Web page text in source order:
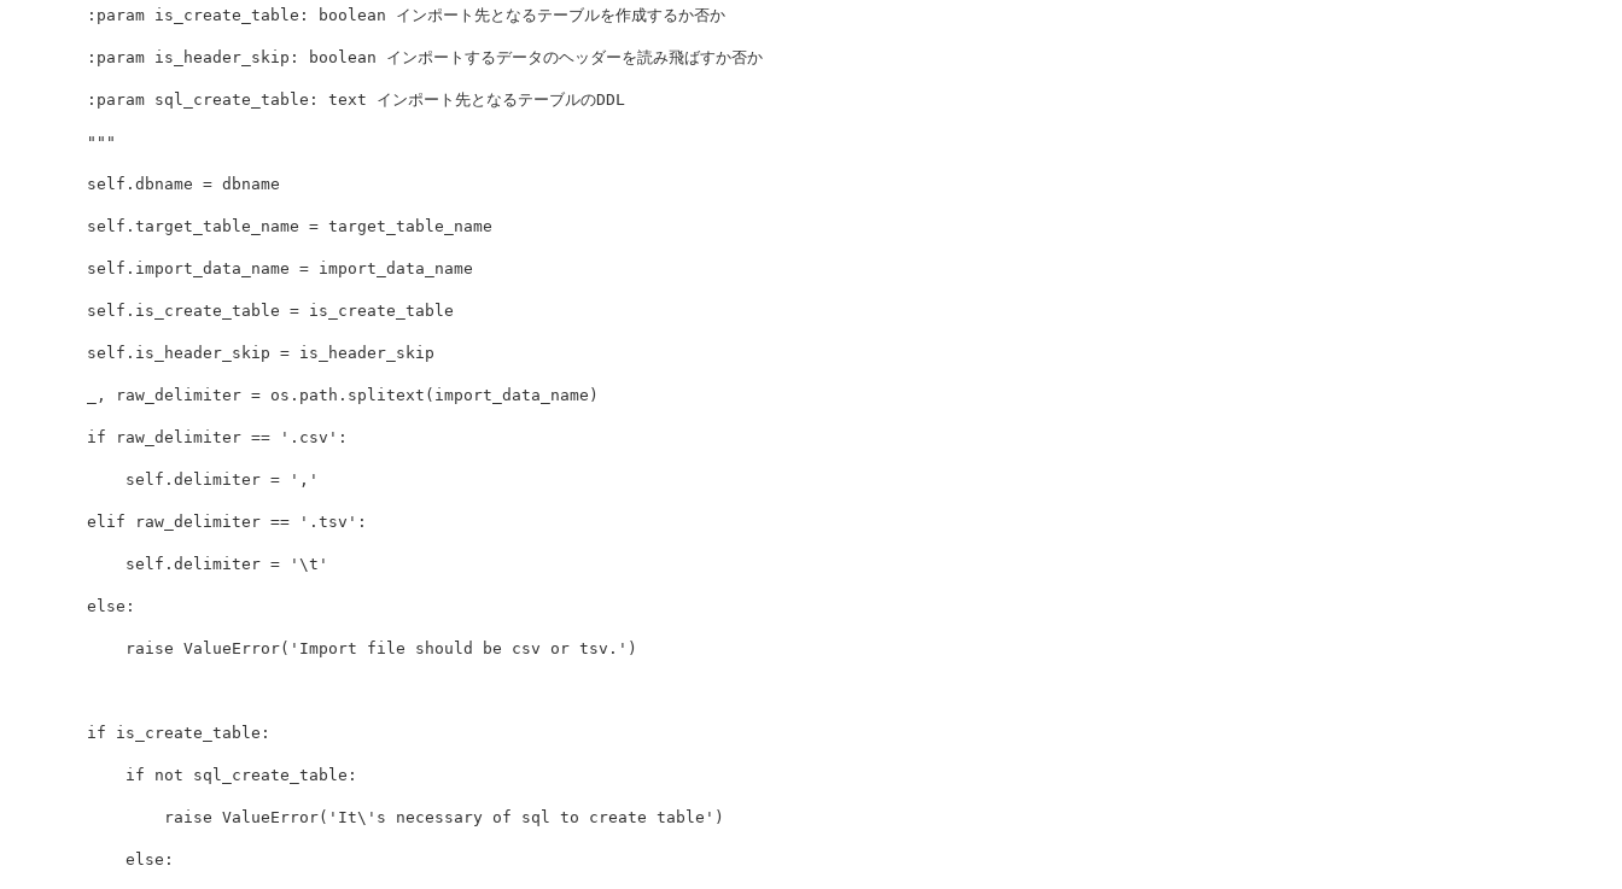
        :param is_create_table: boolean インポート先となるテーブルを作成するか否か
        :param is_header_skip: boolean インポートするデータのヘッダーを読み飛ばすか否か
        :param sql_create_table: text インポート先となるテーブルのDDL
        """
self . dbname = dbname
self . target_table_name = target_table_name
self . import_data_name = import_data_name
self . is_create_table = is_create_table
self . is_header_skip = is_header_skip
, raw_delimiter = os . path . splitext ( import_data_name )
if raw_delimiter == '.csv' :
self . delimiter = ','
elif raw_delimiter == '.tsv' :
self . delimiter = ' \t '
else :
raise ValueError( 'Import file should be csv or tsv.' )
if is_create_table :
if not sql_create_table :
raise ValueError( 'It\' s necessary of sql to create table' )
else :